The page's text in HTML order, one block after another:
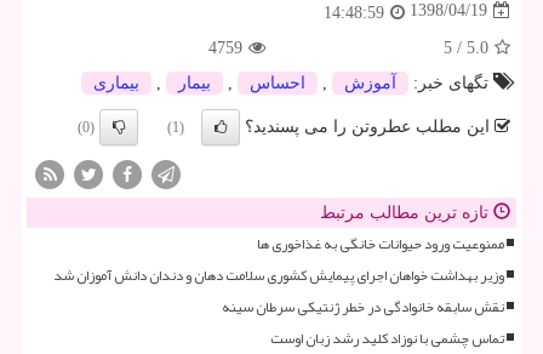
1398/04/19
14:48:59
5.0
/
5
4759
تگهای خبر:
آموزش احساس بیمار بیماری
این مطلب عطروتن را می پسندید؟ (1)
(0)
تازه ترین مطالب مرتبط
ممنوعیت ورود حیوانات خانگی به غذاخوری ها
وزیر بهداشت خواهان اجرای پیمایش کشوری سلامت دهان و دندان دانش آموزان شد
نقش سابقه خانوادگی در خطر ژنتیکی سرطان سینه
تماس چشمی با نوزاد کلید رشد زبان اوست